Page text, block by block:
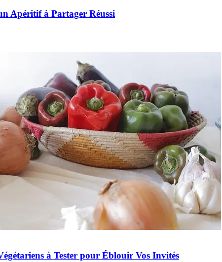
Apéritif à Partager Réussi
à Tester pour Éblouir Vos Invités